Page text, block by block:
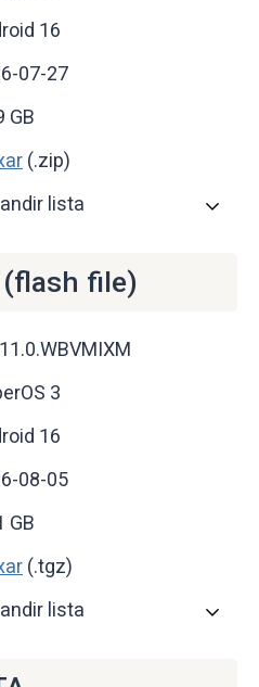
16
07-27
GB
(.zip)
lista
(flash file)
3
16
08-05
GB
(.tgz)
lista